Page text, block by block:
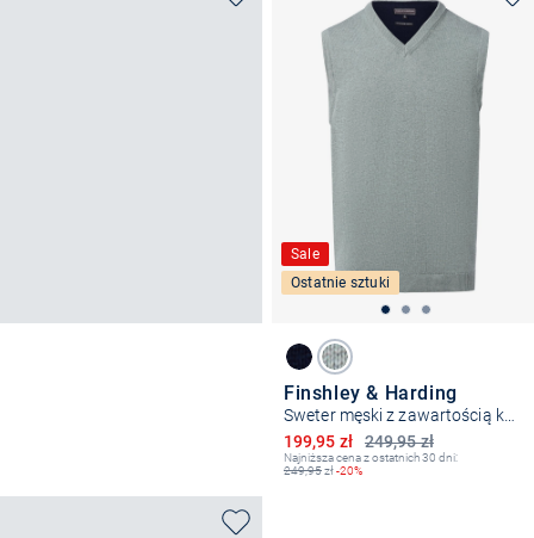
Sale
Ostatnie sztuki
Finshley & Harding
Sweter męski z zawartością kaszmiru
249,95 zł
Obniżona cena
199,95 zł
Najniższa cena z ostatnich 30 dni:
249,95zł-20%